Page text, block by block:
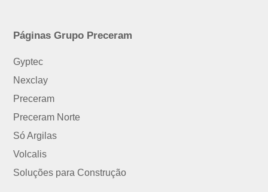
Páginas Grupo Preceram
Gyptec
Nexclay
Preceram
Preceram Norte
Só Argilas
Volcalis
Soluções para Construção